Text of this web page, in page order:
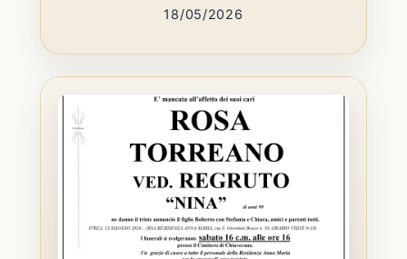
18/05/2026